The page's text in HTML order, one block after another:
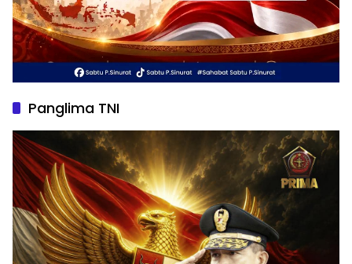
Panglima TNI